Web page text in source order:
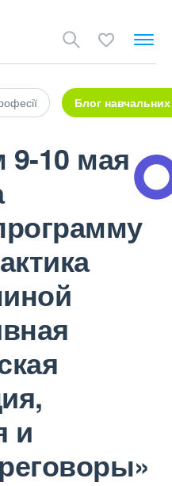
Блог навчальних
10 мая
и